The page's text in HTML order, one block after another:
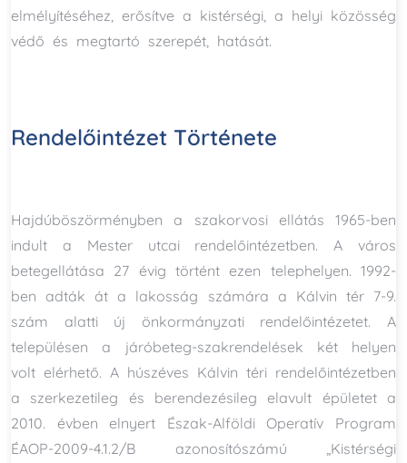
elmélyítéséhez, erősítve a kistérségi, a helyi közösség
védő és megtartó szerepét, hatását.
Rendelőintézet Története
Hajdúböszörményben a szakorvosi ellátás 1965-ben
indult a Mester utcai rendelőintézetben. A város
betegellátása 27 évig történt ezen telephelyen. 1992-
ben adták át a lakosság számára a Kálvin tér 7-9.
szám alatti új önkormányzati rendelőintézetet. A
településen a járóbeteg-szakrendelések két helyen
volt elérhető. A húszéves Kálvin téri rendelőintézetben
a szerkezetileg és berendezésileg elavult épületet a
2010. évben elnyert Észak-Alföldi Operatív Program
ÉAOP-2009-4.1.2/B azonosítószámú „Kistérségi